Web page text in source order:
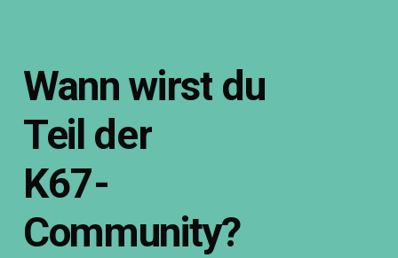
Wann wirst du
Teil der
K67-
Community?